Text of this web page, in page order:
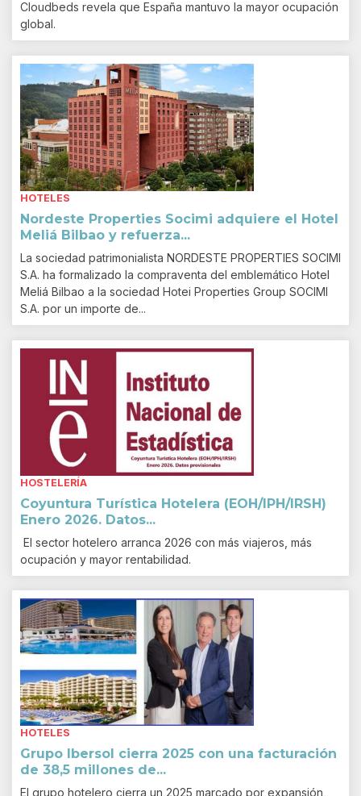
Cloudbeds revela que España mantuvo la mayor ocupación
global.
HOTELES
Nordeste Properties Socimi adquiere el Hotel
Meliá Bilbao y refuerza...
La sociedad patrimonialista NORDESTE PROPERTIES SOCIMI
S.A. ha formalizado la compraventa del emblemático Hotel
Meliá Bilbao a la sociedad Hotei Properties Group SOCIMI
S.A. por un importe de...
HOSTELERÍA
Coyuntura Turística Hotelera (EOH/IPH/IRSH)
Enero 2026. Datos...
El sector hotelero arranca 2026 con más viajeros, más
ocupación y mayor rentabilidad.
HOTELES
Grupo Ibersol cierra 2025 con una facturación
de 38,5 millones de...
El grupo hotelero cierra un 2025 marcado por expansión,